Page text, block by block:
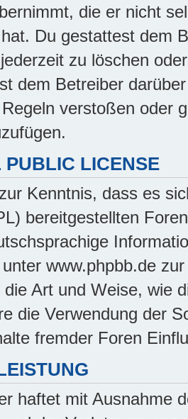
die er nicht
Du gestattest dem
zu löschen
dem Betreiber
verstoßen oder
PUBLIC LICENSE
Kenntnis, dass es
bereitgestellten
www.phpbb.de
die Art und Weise, wie
die Verwendung der
fremder Foren
haftet mit Ausnahme